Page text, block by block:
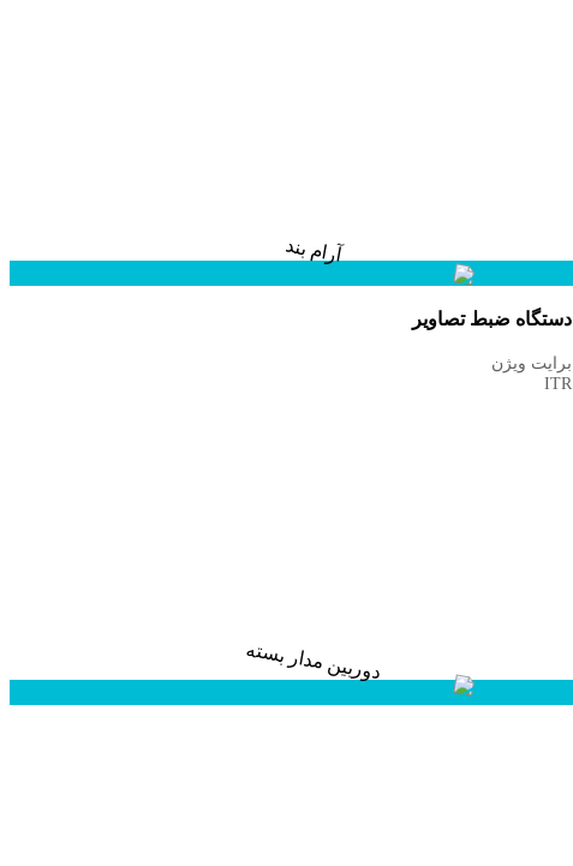
دستگاه ضبط تصاویر
برایت ویژن
ITR